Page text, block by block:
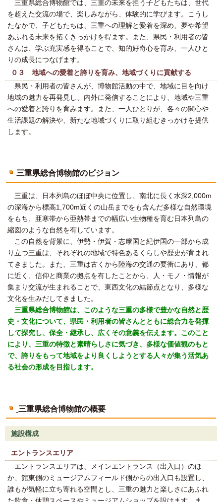
三重県総合博物館では、三重の未来を担う子どもたちは、世代
を超えた交流の場で、楽しみながら、体験的に学びます。こうし
たなかで、子どもたちは、三重への理解と愛着を深め、夢や希望
あふれる未来を拓くきっかけを得ます。また、県民・利用者の皆
さんは、学ぶ充実感を得ることで、知的好奇心を育み、一人ひと
りの成長につなげます。
０３ 地域への愛着と誇りを育み、地域づくりに貢献する
県民・利用者の皆さんが、博物館活動の中で、地域に目を向け
地域の魅力を再発見し、内外に発信することにより、地域や三重
への愛着と誇りを育みます。また、一人ひとりが、各々の関心や
生活課題の解決や、新たな地域づくりに取り組むきっかけを提供
します。
三重県総合博物館のビジョン
三重は、日本列島のほぼ中央に位置し、南北に長く水深2,000m
の深海から標高1,700m近くの山岳までをも含んだ多様な自然環境
をもち、亜寒帯から亜熱帯までの幅広い生物種を育む日本列島の
縮図のような自然を有しています。
この自然を背景に、伊勢・伊賀・志摩国と紀伊国の一部から成
り立つ三重は、それぞれの地域で特色あるくらしや歴史が育まれ
てきました。また、三重は古くから陸海の交通の要衝にあり、都
に近く、信仰と商業の拠点を有したことから、人・モノ・情報が
集まり交流が生まれることで、東西文化の結節点となり、多様な
文化を生みだしてきました。
三重県総合博物館は、このような三重の多様で豊かな自然と歴
史・文化について、県民・利用者の皆さんとともに総合力を発揮
して探究し、保全・継承し、広くその意義を伝えます。このこと
により、三重の特徴と素晴らしさに気づき、多様な価値観のもと
で、誇りをもって地域をより良くしようとする人々が集う活気あ
る社会の形成を目指します。
三重県総合博物館の概要
施設構成
エントランスエリア
エントランスエリアは、メインエントランス（出入口）のほ
か、館東側のミュージアムフィールド側からの出入口も設置し、
誰もが気軽に立ち寄れる空間とし、三重の魅力と楽しさにあふれ
た飲食・休憩スペースやミュージアムショップを設けます。ま